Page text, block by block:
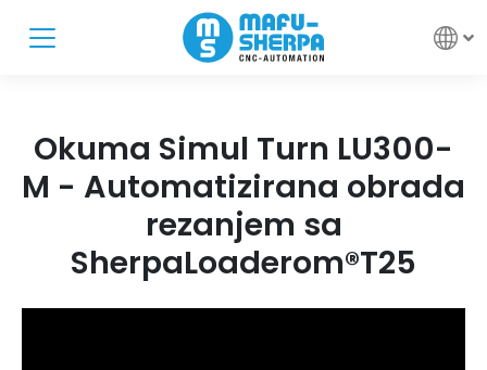
Okuma Simul Turn LU300-
M - Automatizirana obrada
rezanjem sa
SherpaLoaderom®T25